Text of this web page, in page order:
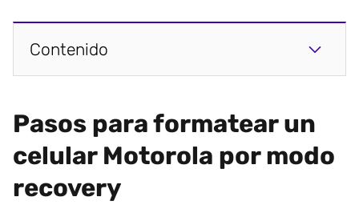
Contenido
Pasos para formatear un
celular Motorola por modo
recovery